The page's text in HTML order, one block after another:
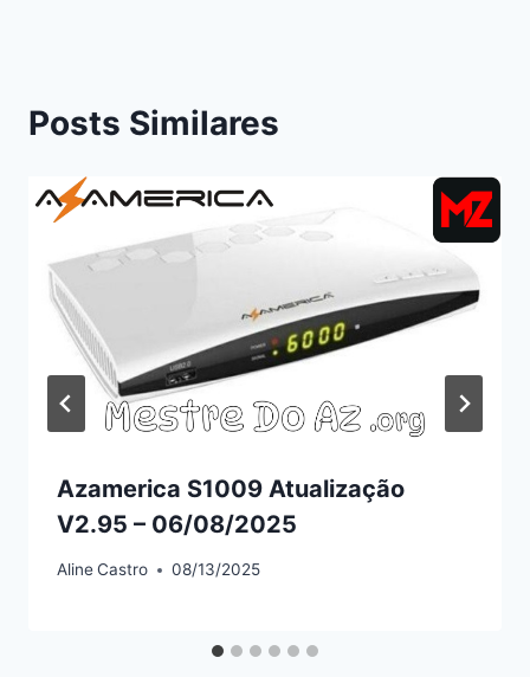
Posts Similares
Azamerica S1009 Atualização
V2.95 – 06/08/2025
AlineCastro 08/13/2025